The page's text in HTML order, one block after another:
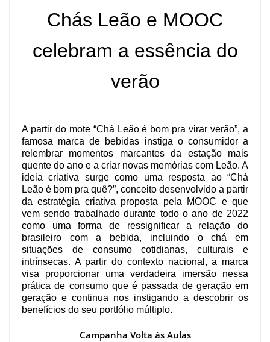
Chás Leão e MOOC
celebram a essência do
verão
A partir do mote “Chá Leão é bom pra virar verão”, a
famosa marca de bebidas instiga o consumidor a
relembrar momentos marcantes da estação mais
quente do ano e a criar novas memórias com Leão. A
ideia criativa surge como uma resposta ao “Chá
Leão é bom pra quê?”, conceito desenvolvido a partir
da estratégia criativa proposta pela MOOC e que
vem sendo trabalhado durante todo o ano de 2022
como uma forma de ressignificar a relação do
brasileiro com a bebida, incluindo o chá em
situações de consumo cotidianas, culturais e
intrínsecas. A partir do contexto nacional, a marca
visa proporcionar uma verdadeira imersão nessa
prática de consumo que é passada de geração em
geração e continua nos instigando a descobrir os
benefícios do seu portfólio múltiplo.
Campanha Volta às Aulas